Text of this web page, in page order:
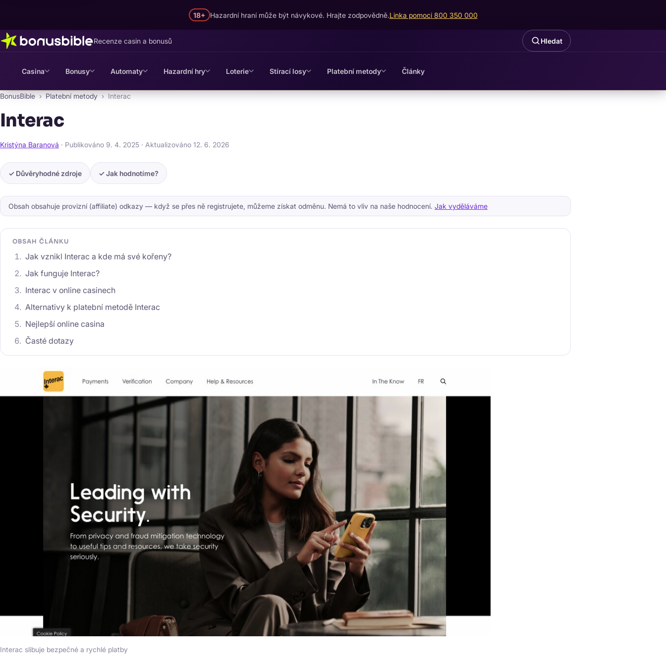
18+ Hazardní hraní může být návykové. Hrajte zodpovědně.Linka pomoci 800 350 000
Recenze casin a bonusů Hledat
Casina Bonusy Automaty Hazardní hry Loterie Stírací losy Platební metody Články
BonusBible Platební metody Interac
Interac
Kristýna Baranová · Publikováno 9. 4. 2025 · Aktualizováno 12. 6. 2026
✓ Důvěryhodné zdroje ✓ Jak hodnotíme?
Obsah obsahuje provizní (affiliate) odkazy — když se přes ně registrujete, můžeme získat odměnu. Nemá to vliv na naše hodnocení. Jak vyděláváme
OBSAH ČLÁNKU
Jak vznikl Interac a kde má své kořeny?
Jak funguje Interac?
Interac v online casinech
Alternativy k platební metodě Interac
Nejlepší online casina
Časté dotazy
Interac slibuje bezpečné a rychlé platby